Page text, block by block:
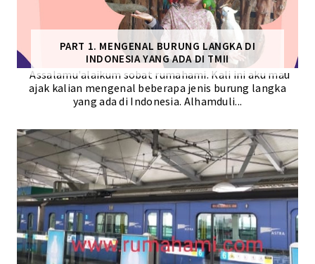
PART 1. MENGENAL BURUNG LANGKA DI
INDONESIA YANG ADA DI TMII
Assalamu'alaikum sobat rumahami. Kali ini aku mau
ajak kalian mengenal beberapa jenis burung langka
yang ada di Indonesia. Alhamduli...